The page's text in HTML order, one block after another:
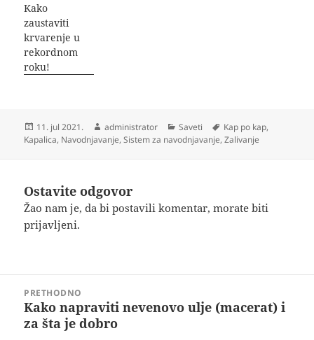
Kako
zaustaviti
krvarenje u
rekordnom
roku!
Objavljeno
11. jul 2021. Autor
administrator Kategorije
Saveti Oznake
Kap po kap,
Kapalica, Navodnjavanje,Sistem za navodnjavanje,Zalivanje
Ostavite odgovor
Žao nam je, da bi postavili komentar, moratebiti
prijavljeni.
člankaPRETHODNO
Prethodni
članak:
Kako napraviti nevenovo ulje (macerat) i
za šta je dobro